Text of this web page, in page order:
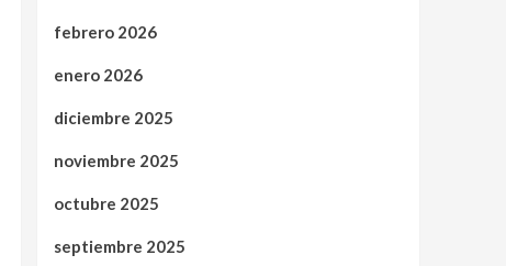
febrero 2026
enero 2026
diciembre 2025
noviembre 2025
octubre 2025
septiembre 2025